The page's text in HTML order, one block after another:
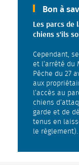
Bon à
Les parcs de
chiens s'ils
Cependant,
et l’arrêté du
Pêche du 27
aux
l’accès au
chiens
garde et de
tenus en
le règlement).